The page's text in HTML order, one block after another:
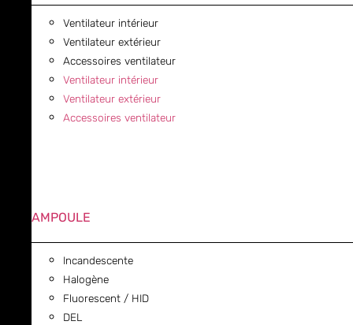
Ventilateur intérieur
Ventilateur extérieur
Accessoires ventilateur
Ventilateur intérieur
Ventilateur extérieur
Accessoires ventilateur
AMPOULE
Incandescente
Halogène
Fluorescent / HID
DEL